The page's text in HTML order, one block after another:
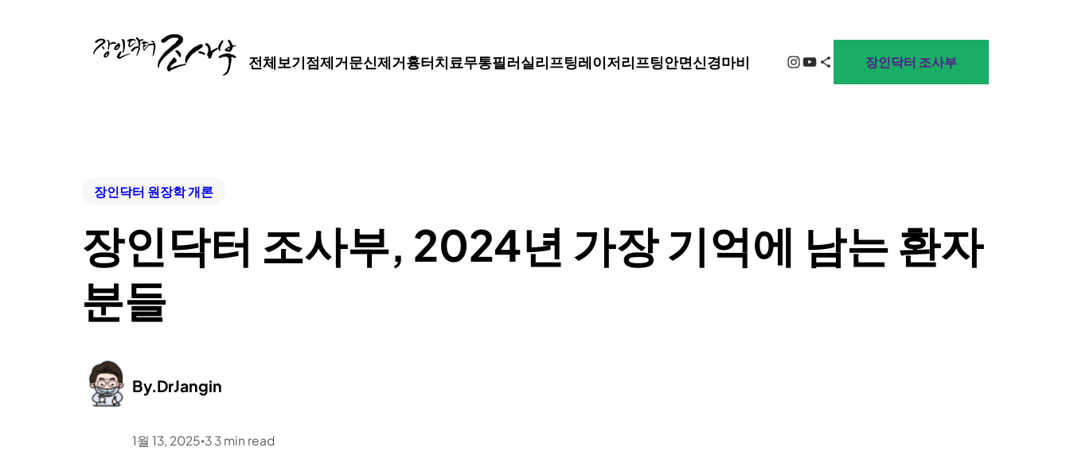
전체보기점제거문신제거흉터치료무통필러실리프팅레이저리프팅안면신경마비 Instagram
YouTube
Share Icon 장인닥터 조사부
장인닥터 원장학 개론
장인닥터 조사부, 2024년 가장 기억에 남는 환자
분들
By.DrJangin
1월 13, 2025 •3 3 min read